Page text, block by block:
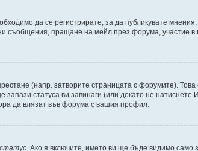
да се регистрирате, за да публикувате
съобщения, пращане на мейл през форума, участие в
(напр. затворите страницата с форумите).
запази статуса ви завинаги (или докато не
да влязат във форума с вашия профил.
. Ако я включите, името ви ще бъде видимо само